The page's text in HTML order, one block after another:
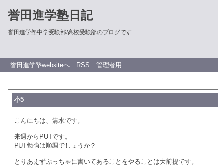
誉田進学塾日記
誉田進学塾中学受験部/高校受験部のブログです
誉田進学塾websiteへ RSS 管理者用
小5
こんにちは、清水です。
来週からPUTです。
PUT勉強は順調でしょうか？
とりあえずぷっちゃに書いてあることをやることは大前提です。